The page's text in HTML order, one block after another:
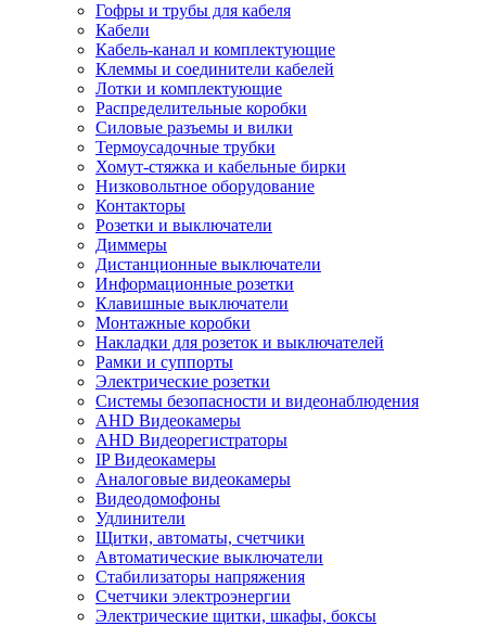
Гофры и трубы для кабеля
Кабели
Кабель-канал и комплектующие
Клеммы и соединители кабелей
Лотки и комплектующие
Распределительные коробки
Силовые разъемы и вилки
Термоусадочные трубки
Хомут-стяжка и кабельные бирки
Низковольтное оборудование
Контакторы
Розетки и выключатели
Диммеры
Дистанционные выключатели
Информационные розетки
Клавишные выключатели
Монтажные коробки
Накладки для розеток и выключателей
Рамки и суппорты
Электрические розетки
Системы безопасности и видеонаблюдения
AHD Видеокамеры
AHD Видеорегистраторы
IP Видеокамеры
Аналоговые видеокамеры
Видеодомофоны
Удлинители
Щитки, автоматы, счетчики
Автоматические выключатели
Стабилизаторы напряжения
Счетчики электроэнергии
Электрические щитки, шкафы, боксы